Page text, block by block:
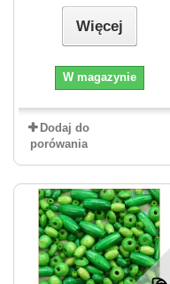
Więcej
W magazynie
Dodaj do
porówania